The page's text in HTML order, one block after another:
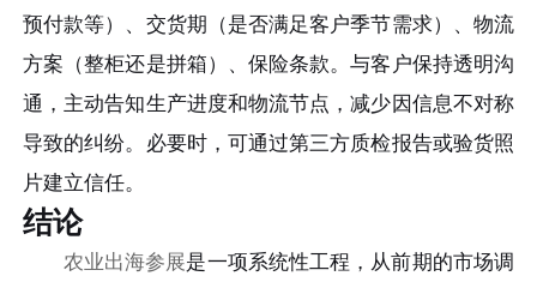
预付款等）、交货期（是否满足客户季节需求）、物流
方案（整柜还是拼箱）、保险条款。与客户保持透明沟
通，主动告知生产进度和物流节点，减少因信息不对称
导致的纠纷。必要时，可通过第三方质检报告或验货照
片建立信任。
结论
农业出海参展是一项系统性工程，从前期的市场调